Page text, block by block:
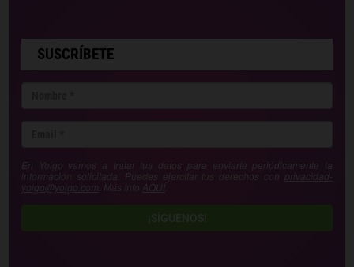
SUSCRÍBETE
En Yoigo vamos a tratar tus datos para enviarte periódicamente la
información solicitada. Puedes ejercitar tus derechos con privacidad-
yoigo@yoigo.com . Más Info AQUÍ
¡SÍGUENOS!